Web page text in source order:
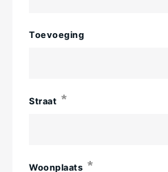
Toevoeging
Straat
Woonplaats